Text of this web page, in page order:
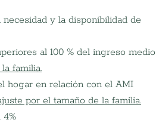
necesidad y la disponibilidad de
al 100 % del ingreso medio
familia.
hogar en relación con el AMI
por el tamaño de la familia.